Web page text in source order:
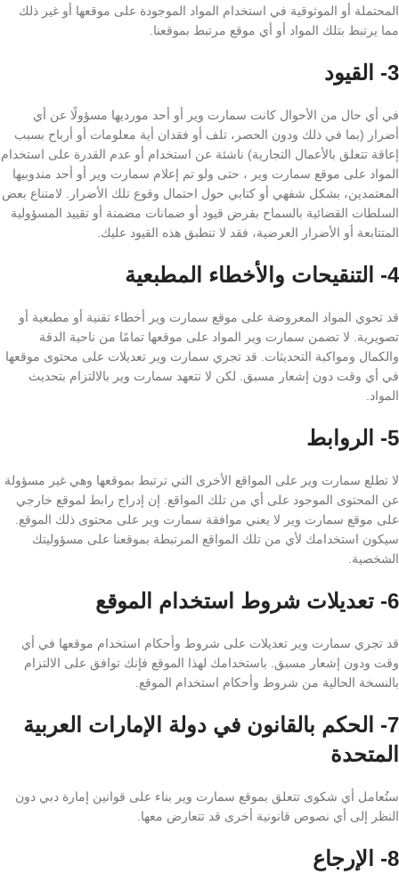
المحتملة أو الموثوقية في استخدام المواد الموجودة على موقعها أو غير ذلك
مما يرتبط بتلك المواد أو أي موقع مرتبط بموقعنا.
3- القيود
في أي حال من الأحوال كانت سمارت وير أو أحد مورديها مسؤولًا عن أي
أضرار (بما في ذلك ودون الحصر، تلف أو فقدان أية معلومات أو أرباح بسبب
إعاقة تتعلق بالأعمال التجارية) ناشئة عن استخدام أو عدم القدرة على استخدام
المواد على موقع سمارت وير ، حتى ولو تم إعلام سمارت وير أو أحد مندوبيها
المعتمدين، بشكل شفهي أو كتابي حول احتمال وقوع تلك الأضرار. لامتناع بعض
السلطات القضائية بالسماح بفرض قيود أو ضمانات مضمنة أو تقييد المسؤولية
المتتابعة أو الأضرار العرضية، فقد لا تنطبق هذه القيود عليك.
4- التنقيحات والأخطاء المطبعية
قد تحوي المواد المعروضة على موقع سمارت وير أخطاء تقنية أو مطبعية أو
تصويرية. لا تضمن سمارت وير المواد على موقعها تمامًا من ناحية الدقة
والكمال ومواكبة التحديثات. قد تجري سمارت وير تعديلات على محتوى موقعها
في أي وقت دون إشعار مسبق. لكن لا تتعهد سمارت وير بالالتزام بتحديث
المواد.
5- الروابط
لا تطلع سمارت وير على المواقع الأخرى التي ترتبط بموقعها وهي غير مسؤولة
عن المحتوى الموجود على أي من تلك المواقع. إن إدراج رابط لموقع خارجي
على موقع سمارت وير لا يعني موافقة سمارت وير على محتوى ذلك الموقع.
سيكون استخدامك لأي من تلك المواقع المرتبطة بموقعنا على مسؤوليتك
الشخصية.
6- تعديلات شروط استخدام الموقع
قد تجري سمارت وير تعديلات على شروط وأحكام استخدام موقعها في أي
وقت ودون إشعار مسبق. باستخدامك لهذا الموقع فإنك توافق على الالتزام
بالنسخة الحالية من شروط وأحكام استخدام الموقع.
7- الحكم بالقانون في دولة الإمارات العربية
المتحدة
ستُعامل أي شكوى تتعلق بموقع سمارت وير بناء على قوانين إمارة دبي دون
النظر إلى أي نصوص قانونية أخرى قد تتعارض معها.
8- الإرجاع